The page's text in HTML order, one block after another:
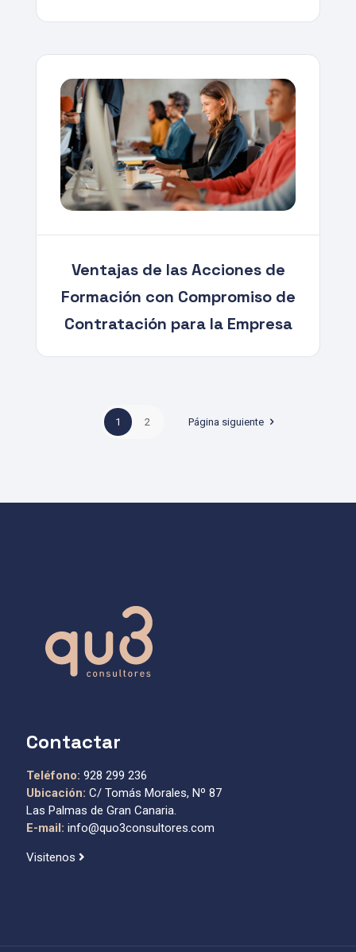
Ventajas de las Acciones de
Formación con Compromiso de
Contratación para la Empresa
1 2 Página siguiente
Contactar
Teléfono: 928 299 236
Ubicación: C/ Tomás Morales, Nº 87
Las Palmas de Gran Canaria.
E-mail: info@quo3consultores.com
Visitenos